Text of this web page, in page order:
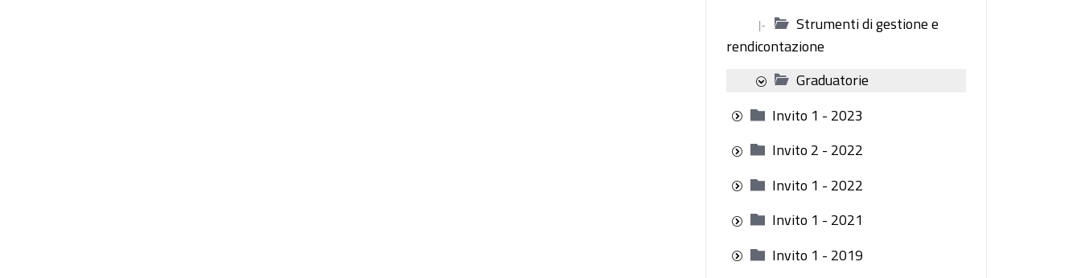
|-
Strumenti di gestione e
rendicontazione
Graduatorie
Invito 1 - 2023
Invito 2 - 2022
Invito 1 - 2022
Invito 1 - 2021
Invito 1 - 2019